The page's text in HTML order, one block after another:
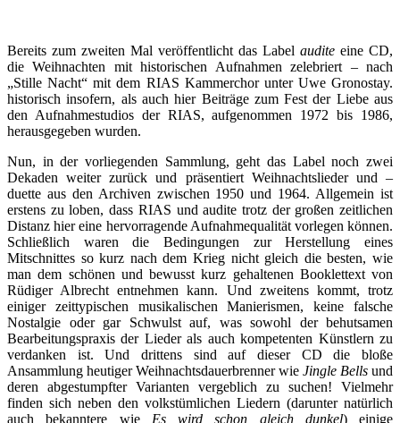
Bereits zum zweiten Mal veröffentlicht das Label audite eine CD,
die Weihnachten mit historischen Aufnahmen zelebriert – nach
„Stille Nacht“ mit dem RIAS Kammerchor unter Uwe Gronostay.
historisch insofern, als auch hier Beiträge zum Fest der Liebe aus
den Aufnahmestudios der RIAS, aufgenommen 1972 bis 1986,
herausgegeben wurden.
Nun, in der vorliegenden Sammlung, geht das Label noch zwei
Dekaden weiter zurück und präsentiert Weihnachtslieder und –
duette aus den Archiven zwischen 1950 und 1964. Allgemein ist
erstens zu loben, dass RIAS und audite trotz der großen zeitlichen
Distanz hier eine hervorragende Aufnahmequalität vorlegen können.
Schließlich waren die Bedingungen zur Herstellung eines
Mitschnittes so kurz nach dem Krieg nicht gleich die besten, wie
man dem schönen und bewusst kurz gehaltenen Booklettext von
Rüdiger Albrecht entnehmen kann. Und zweitens kommt, trotz
einiger zeittypischen musikalischen Manierismen, keine falsche
Nostalgie oder gar Schwulst auf, was sowohl der behutsamen
Bearbeitungspraxis der Lieder als auch kompetenten Künstlern zu
verdanken ist. Und drittens sind auf dieser CD die bloße
Ansammlung heutiger Weihnachtsdauerbrenner wie Jingle Bells und
deren abgestumpfter Varianten vergeblich zu suchen! Vielmehr
finden sich neben den volkstümlichen Liedern (darunter natürlich
auch bekanntere wie Es wird schon gleich dunkel) einige